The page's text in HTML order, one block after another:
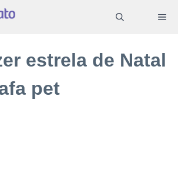
estrela de Natal
pet